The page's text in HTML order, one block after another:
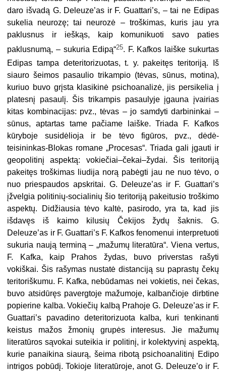
daro išvadą G. Deleuze’as ir F. Guattari’s, – tai ne Edipas
sukelia neurozę; tai neurozė – troškimas, kuris jau yra
paklusnus ir ieškąs, kaip komunikuoti savo paties
paklusnumą, – sukuria Edipą“25. F. Kafkos laiške sukurtas
Edipas tampa deteritorizuotas, t. y. pakeitęs teritoriją. Iš
siauro šeimos pasaulio trikampio (tėvas, sūnus, motina),
kuriuo buvo grįsta klasikinė psichoanalizė, jis persikelia į
platesnį pasaulį. Šis trikampis pasaulyje įgauna įvairias
kitas kombinacijas: pvz., tėvas – jo samdyti darbininkai –
sūnus, aptartas tame pačiame laiške. Triada F. Kafkos
kūryboje susidėlioja ir be tėvo figūros, pvz., dėdė-
teisininkas-Blokas romane „Procesas“. Triada gali įgauti ir
geopolitinį aspektą: vokiečiai–čekai–žydai. Šis teritoriją
pakeitęs troškimas liudija norą pabėgti jau ne nuo tėvo, o
nuo priespaudos apskritai. G. Deleuze’as ir F. Guattari’s
įžvelgia politinių-socialinių šio teritoriją pakeitusio troškimo
aspektų. Didžiausia tėvo kaltė, pasirodo, yra ta, kad jis
išdavęs iš kaimo kilusių Čekijos žydų šaknis. G.
Deleuze’as ir F. Guattari’s F. Kafkos fenomenui interpretuoti
sukuria naują terminą – „mažumų literatūra“. Viena vertus,
F. Kafka, kaip Prahos žydas, buvo priverstas rašyti
vokiškai. Šis rašymas nustatė distanciją su paprastų čekų
teritoriškumu. F. Kafka, nebūdamas nei vokietis, nei čekas,
buvo atsidūręs pavergtoje mažumoje, kalbančioje dirbtine
popierine kalba. Vokiečių kalbą Prahoje G. Deleuze’as ir F.
Guattari’s pavadino deteritorizuota kalba, kuri tenkinanti
keistus mažos žmonių grupės interesus. Jie mažumų
literatūros sąvokai suteikia ir politinį, ir kolektyvinį aspektą,
kurie panaikina siaurą, šeima ribotą psichoanalitinį Edipo
intrigos pobūdį. Tokioje literatūroje, anot G. Deleuze’o ir F.